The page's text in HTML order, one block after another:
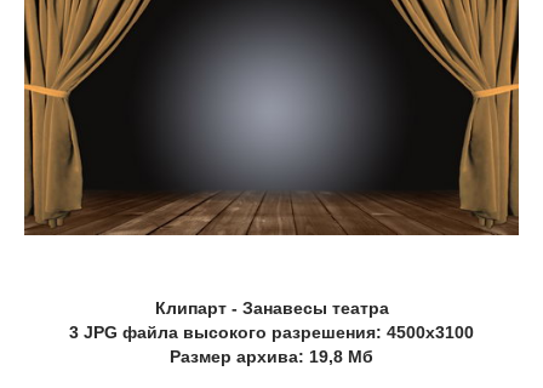
Клипарт - Занавесы театра
3 JPG файла высокого разрешения: 4500x3100
Размер архива: 19,8 Мб